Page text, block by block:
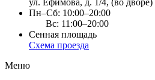
ул. Ефимова, д. 1/4, (во дворе)
Пн–Сб: 10:00–20:00
Вс: 11:00–20:00
Сенная площадь
Схема проезда
Меню